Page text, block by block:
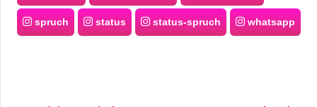
spruch status status-spruch whatsapp